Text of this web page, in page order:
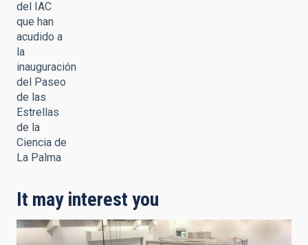
del IAC
que han
acudido a
la
inauguración
del Paseo
de las
Estrellas
de la
Ciencia de
La Palma
It may interest you